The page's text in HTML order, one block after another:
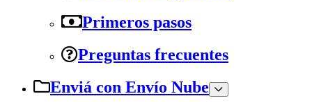
Primeros pasos
Preguntas frecuentes
Enviá con Envío Nube